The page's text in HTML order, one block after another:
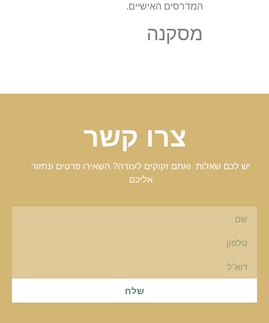
המדרסים האישיים.
מסקנה
צרו קשר
יש לכם שאלות ואתם זקוקים לעזרה? השאירו פרטים ונחזור
אליכם
שלח